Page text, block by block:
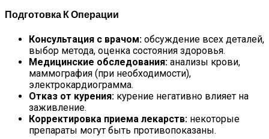
Подготовка К Операции
Консультация с врачом: обсуждение всех деталей,
выбор метода, оценка состояния здоровья.
Медицинские обследования: анализы крови,
маммография (при необходимости),
электрокардиограмма.
Отказ от курения: курение негативно влияет на
заживление.
Корректировка приема лекарств: некоторые
препараты могут быть противопоказаны.